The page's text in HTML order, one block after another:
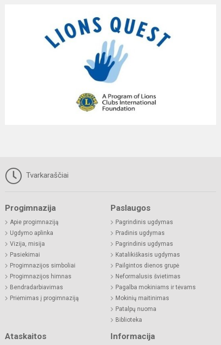
Tvarkaraščiai
Progimnazija
Apie progimnaziją
Ugdymo aplinka
Vizija, misija
Pasiekimai
Progimnazijos simboliai
Progimnazijos himnas
Bendradarbiavimas
Priėmimas į progimnaziją
Paslaugos
Pagrindinis ugdymas
Pradinis ugdymas
Pagrindinis ugdymas
Katalikiškasis ugdymas
Pailgintos dienos grupė
Neformalusis švietimas
Pagalba mokiniams ir tėvams
Mokinių maitinimas
Patalpų nuoma
Biblioteka
Ataskaitos Informacija